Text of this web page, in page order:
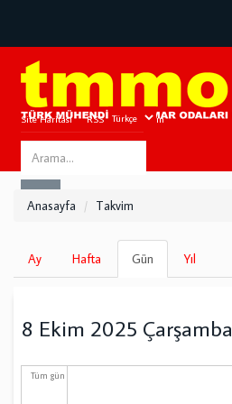
Site Haritası RSS Bize Ulaşın
Search
this
Anasayfa Takvim
Birincil
sekmeler
Ay Hafta Gün
sekme)
Yıl
8 Ekim 2025 Çarşamba
Tüm gün